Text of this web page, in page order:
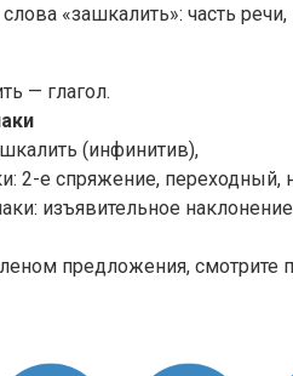
«зашкалить»: часть
— глагол.
(инфинитив),
2-е спряжение,
изъявительное
предложения, смотрите